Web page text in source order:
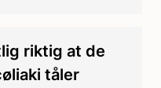
riktig at de
tåler